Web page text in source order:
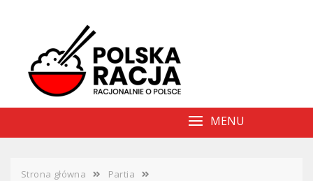
MENU
Strona główna Partia